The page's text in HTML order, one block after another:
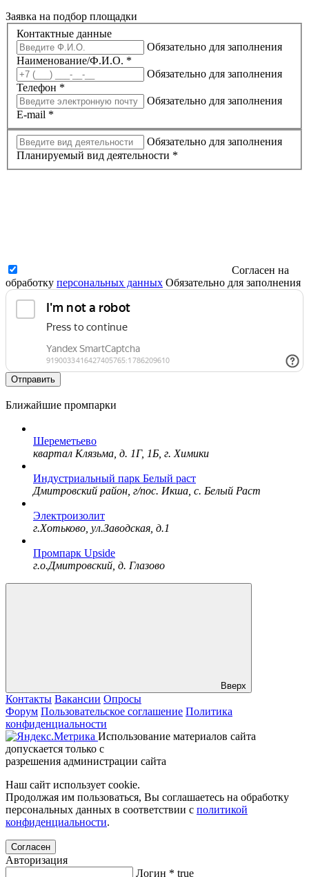
Заявка на подбор площадки
Контактные данные
Обязательно для заполнения
Наименование/Ф.И.О. *
Обязательно для заполнения
Телефон *
Обязательно для заполнения
E-mail *
Обязательно для заполнения
Планируемый вид деятельности *
Согласен на
обработку персональных данных Обязательно для заполнения
Отправить
Ближайшие промпарки
Шереметьево
квартал Клязьма, д. 1Г, 1Б, г. Химики
Индустриальный парк Белый раст
Дмитровский район, г/пос. Икша, с. Белый Раст
Электроизолит
г.Хотьково, ул.Заводская, д.1
Промпарк Upside
г.о.Дмитровский, д. Глазово
Вверх
Контакты Вакансии Опросы
Форум Пользовательское соглашение Политика
конфиденциальности
Использование материалов сайта
допускается только с
разрешения администрации сайта
Наш сайт использует cookie.
Продолжая им пользоваться, Вы соглашаетесь на обработку
персональных данных в соответствии с политикой
конфиденциальности.
Согласен
Авторизация
Логин * true